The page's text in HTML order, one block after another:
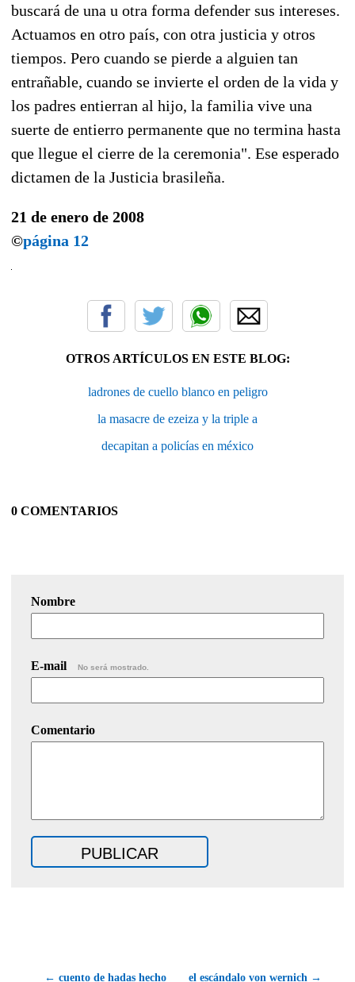
buscará de una u otra forma defender sus intereses.
Actuamos en otro país, con otra justicia y otros
tiempos. Pero cuando se pierde a alguien tan
entrañable, cuando se invierte el orden de la vida y
los padres entierran al hijo, la familia vive una
suerte de entierro permanente que no termina hasta
que llegue el cierre de la ceremonia". Ese esperado
dictamen de la Justicia brasileña.
21 de enero de 2008
©página 12
OTROS ARTÍCULOS EN ESTE BLOG:
ladrones de cuello blanco en peligro
la masacre de ezeiza y la triple a
decapitan a policías en méxico
0 COMENTARIOS
Nombre
E-mail No será mostrado.
Comentario
← cuento de hadas hecho el escándalo von wernich →